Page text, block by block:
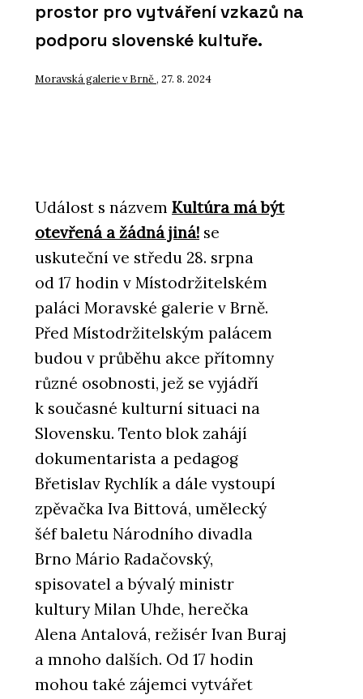
prostor pro vytváření vzkazů na
podporu slovenské kultuře.
Moravská galerie v Brně , 27. 8. 2024
Událost s názvem Kultúra má být
otevřená a žádná jiná! se
uskuteční ve středu 28. srpna
od 17 hodin v Místodržitelském
paláci Moravské galerie v Brně.
Před Místodržitelským palácem
budou v průběhu akce přítomny
různé osobnosti, jež se vyjádří
k současné kulturní situaci na
Slovensku. Tento blok zahájí
dokumentarista a pedagog
Břetislav Rychlík a dále vystoupí
zpěvačka Iva Bittová, umělecký
šéf baletu Národního divadla
Brno Mário Radačovský,
spisovatel a bývalý ministr
kultury Milan Uhde, herečka
Alena Antalová, režisér Ivan Buraj
a mnoho dalších. Od 17 hodin
mohou také zájemci vytvářet